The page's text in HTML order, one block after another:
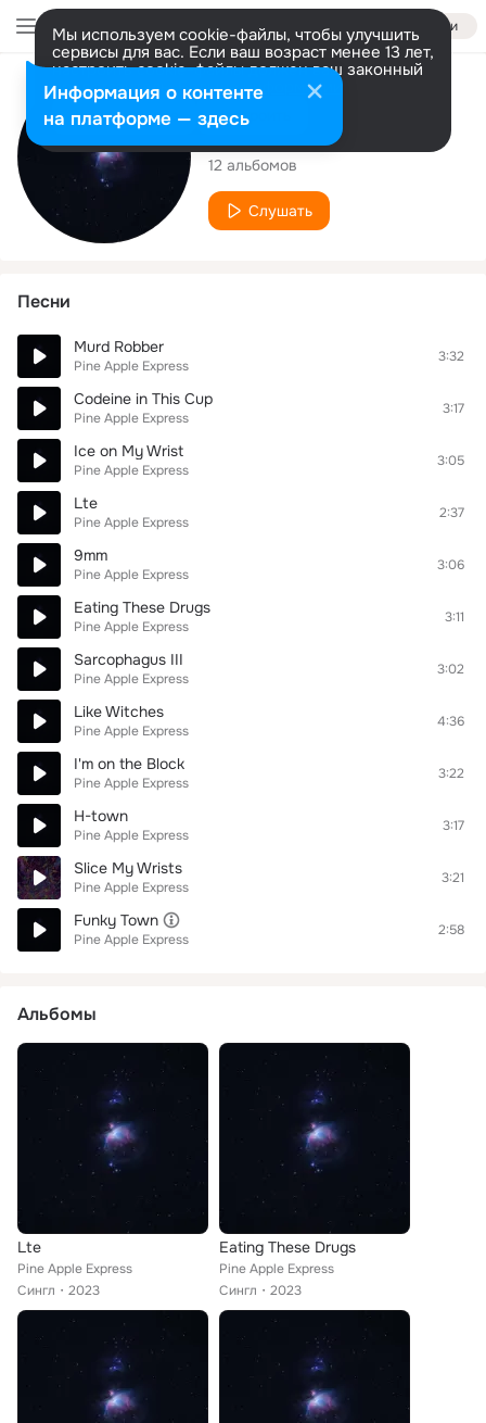
Войти
Мы используем cookie-файлы, чтобы улучшить
сервисы для вас. Если ваш возраст менее 13 лет,
настроить cookie-файлы должен ваш законный
представитель. Больше информации
Разрешить все Настроить
Исполнитель
Pine Apple Express
12 альбомов
Слушать
Песни
Murd Robber
Pine Apple Express
3:32
Codeine in This Cup
Pine Apple Express
3:17
Ice on My Wrist
Pine Apple Express
3:05
Lte
Pine Apple Express
2:37
9mm
Pine Apple Express
3:06
Eating These Drugs
Pine Apple Express
3:11
Sarcophagus III
Pine Apple Express
3:02
Like Witches
Pine Apple Express
4:36
I'm on the Block
Pine Apple Express
3:22
H-town
Pine Apple Express
3:17
Slice My Wrists
Pine Apple Express
3:21
Funky Town
Pine Apple Express
2:58
Альбомы
Lte
Pine Apple Express
Сингл
2023
Eating These Drugs
Pine Apple Express
Сингл
2023
Информация о контенте
на платформе — здесь